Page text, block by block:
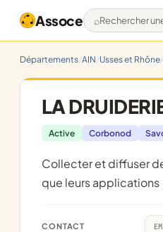
Assoce Rechercher
Départements AIN Usses et Rhône
LA
Active Corbonod
collecter et diffuser des informations, des savoirs et des techniques relatifs aux plantes sauvages ou cultivées, ainsi
que leurs applications
CONTACT